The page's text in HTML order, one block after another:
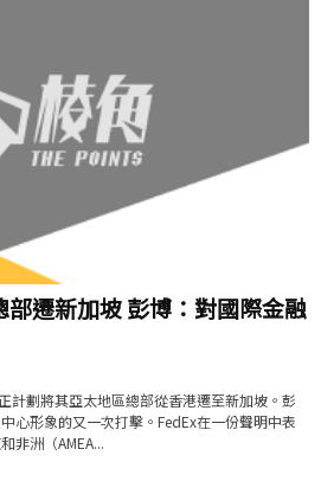
遷新加坡 彭博：對國際金融
計劃將其亞太地區總部從香港遷至新加坡。彭
心形象的又一次打擊。FedEx在一份聲明中表
非洲（AMEA...